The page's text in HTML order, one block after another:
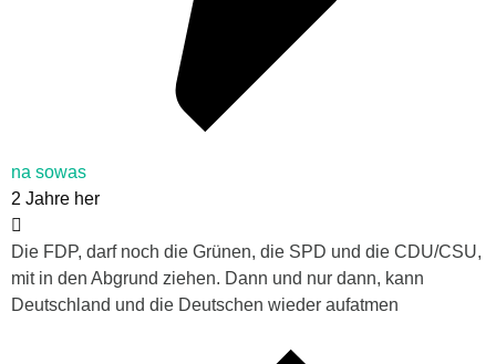
na sowas
2 Jahre her
Die FDP, darf noch die Grünen, die SPD und die CDU/CSU,
mit in den Abgrund ziehen. Dann und nur dann, kann
Deutschland und die Deutschen wieder aufatmen